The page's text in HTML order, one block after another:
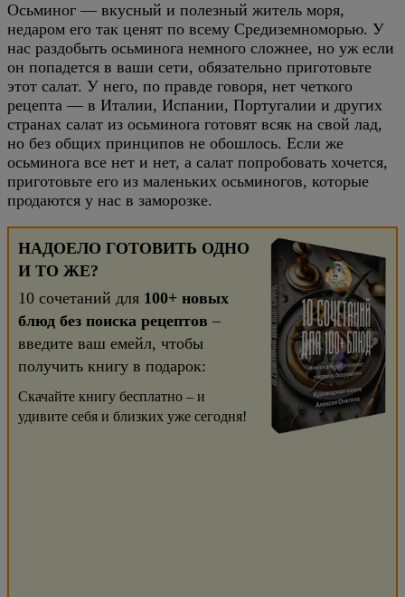
Осьминог — вкусный и полезный житель моря,
недаром его так ценят по всему Средиземноморью. У
нас раздобыть осьминога немного сложнее, но уж если
он попадется в ваши сети, обязательно приготовьте
этот салат. У него, по правде говоря, нет четкого
рецепта — в Италии, Испании, Португалии и других
странах салат из осьминога готовят всяк на свой лад,
но без общих принципов не обошлось. Если же
осьминога все нет и нет, а салат попробовать хочется,
приготовьте его из маленьких осьминогов, которые
продаются у нас в заморозке.
НАДОЕЛО ГОТОВИТЬ ОДНО
И ТО ЖЕ?
10 сочетаний для 100+ новых
блюд без поиска рецептов –
введите ваш емейл, чтобы
получить книгу в подарок:
Скачайте книгу бесплатно – и
удивите себя и близких уже сегодня!